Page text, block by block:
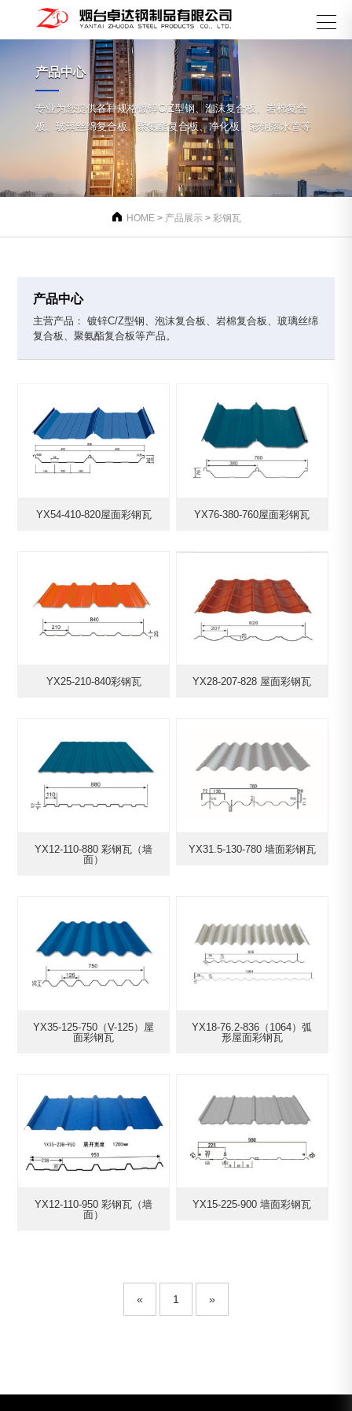
产品中心
专业为您提供各种规格镀锌C/Z型钢、泡沫复合板、岩棉复合
板、玻璃丝绵复合板、聚氨酯复合板、净化板、彩钢落水管等
 HOME > 产品展示 > 彩钢瓦
产品中心
主营产品： 镀锌C/Z型钢、泡沫复合板、岩棉复合板、玻璃丝绵
复合板、聚氨酯复合板等产品。
YX54-410-820屋面彩钢瓦 YX76-380-760屋面彩钢瓦
YX25-210-840彩钢瓦 YX28-207-828 屋面彩钢瓦
YX12-110-880 彩钢瓦（墙
面）
YX31.5-130-780 墙面彩钢瓦
YX35-125-750（V-125）屋
面彩钢瓦
YX18-76.2-836（1064）弧
形屋面彩钢瓦
YX12-110-950 彩钢瓦（墙
面）
YX15-225-900 墙面彩钢瓦
« 1 »